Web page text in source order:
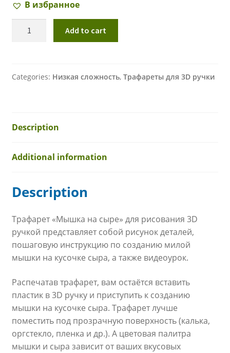
В избранное
Трафарет
для
Add to cart
Categories: Низкая сложность, Трафареты для 3D ручки
Description
Additional information
Description
Трафарет «Мышка на сыре» для рисования 3D
ручкой представляет собой рисунок деталей,
пошаговую инструкцию по созданию милой
мышки на кусочке сыра, а также видеоурок.
Распечатав трафарет, вам остаётся вставить
пластик в 3D ручку и приступить к созданию
мышки на кусочке сыра. Трафарет лучше
поместить под прозрачную поверхность (калька,
оргстекло, пленка и др.). А цветовая палитра
мышки и сыра зависит от ваших вкусовых